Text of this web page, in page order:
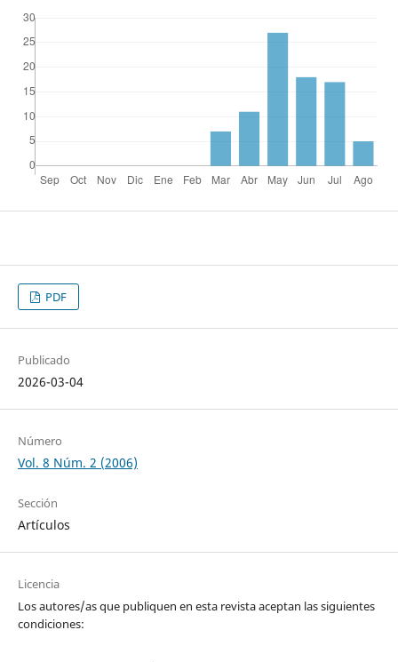
PDF
Publicado
2026-03-04
Número
Vol. 8 Núm. 2 (2006)
Sección
Artículos
Licencia
Los autores/as que publiquen en esta revista aceptan las siguientes
condiciones: